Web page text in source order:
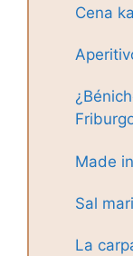
Cena
Made
Sal
La